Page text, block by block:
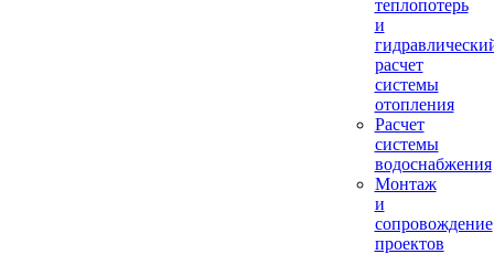
теплопотерь
и
расчет
системы
отопления
Расчет
системы
водоснабжения
Монтаж
и
сопровождение
проектов